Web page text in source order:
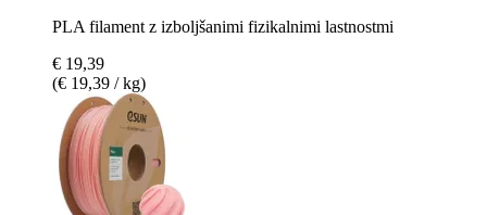
PLA filament z izboljšanimi fizikalnimi lastnostmi
€ 19,39
(€ 19,39 / kg)